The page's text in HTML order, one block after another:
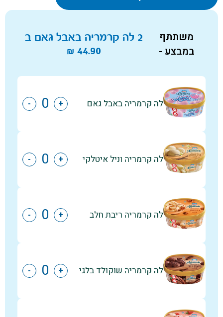
משתתף
במבצע -
2 לה קרמריה באבל גאם ב
₪ 44.90
לה קרמריה באבל גאם +
-
לה קרמריה וניל איטלקי +
-
לה קרמריה ריבת חלב +
-
לה קרמריה שוקולד בלגי +
-